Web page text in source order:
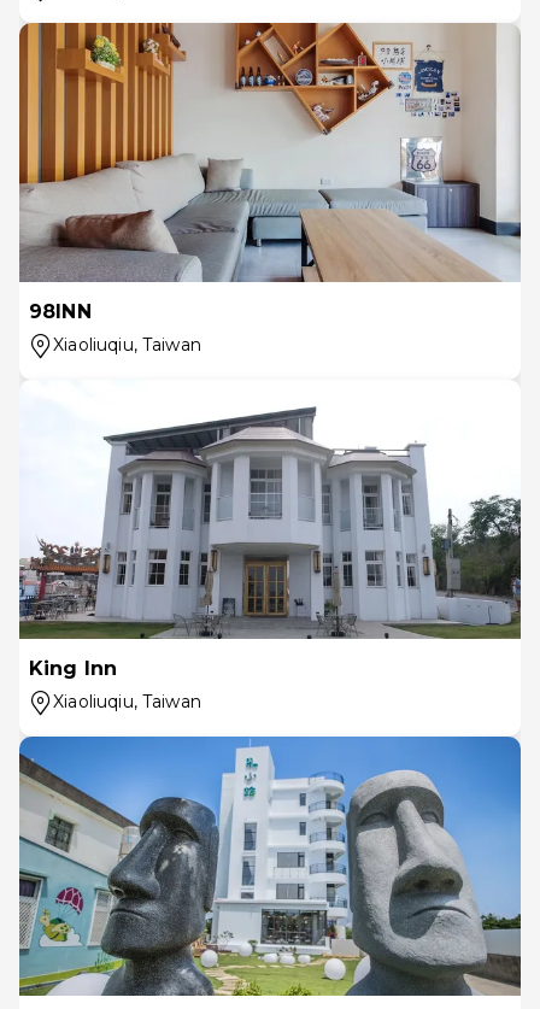
98INN
Xiaoliuqiu, Taiwan
King Inn
Xiaoliuqiu, Taiwan